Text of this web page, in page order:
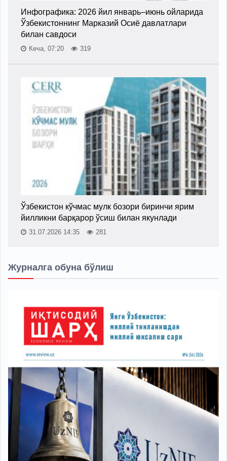
Инфографика: 2026 йил январь–июнь ойларида
Ўзбекистоннинг Марказий Осиё давлатлари
билан савдоси
Кеча, 07:20 319
Ўзбекистон кўчмас мулк бозори биринчи ярим
йилликни барқарор ўсиш билан якунлади
31.07.2026 14:35 281
Журналга обуна бўлиш